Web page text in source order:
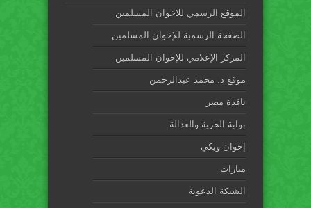
الموقع الرسمي للاخوان المسلمين
الصفحة الرسمية للإخوان المسلمين
المركز الإعلامي للإخوان المسلمين
موقع د. محمد عبدالرحمن
نافذة مصر
بوابة الحرية والعدالة
إخوان ويكي
منارات
الشبكة الدعوية